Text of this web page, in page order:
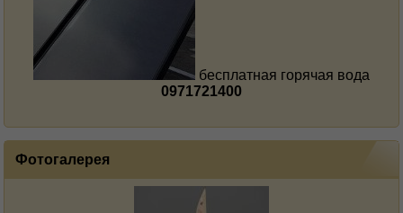
бесплатная горячая вода
0971721400
Фотогалерея